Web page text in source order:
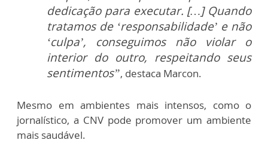
dedicação para executar. […] Quando
tratamos de ‘responsabilidade’ e não
‘culpa’, conseguimos não violar o
interior do outro, respeitando seus
sentimentos”, destaca Marcon.
Mesmo em ambientes mais intensos, como o
jornalístico, a CNV pode promover um ambiente
mais saudável.